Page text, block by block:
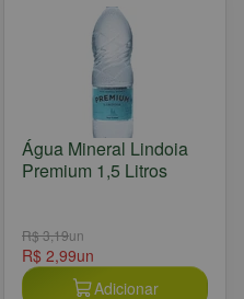
Água Mineral Lindoia
Premium 1,5 Litros
R$ 3,19un
R$ 2,99un
Adicionar